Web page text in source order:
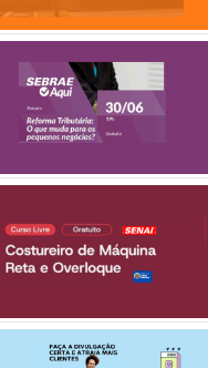
FEIRA É DIA DE
Praça da Amizade - Jd. Vista
2026